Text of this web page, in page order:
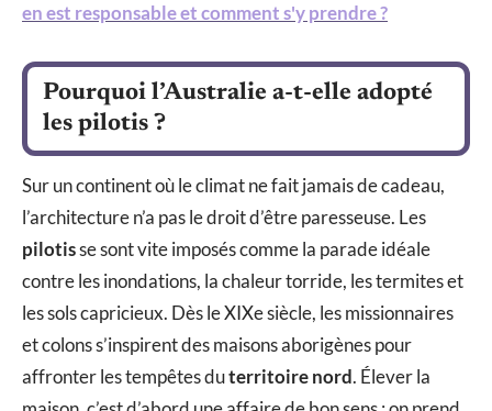
en est responsable et comment s'y prendre ?
Pourquoi l’Australie a-t-elle adopté
les pilotis ?
Sur un continent où le climat ne fait jamais de cadeau,
l’architecture n’a pas le droit d’être paresseuse. Les
pilotisse sont vite imposés comme la parade idéale
contre les inondations, la chaleur torride, les termites et
les sols capricieux. Dès le XIXe siècle, les missionnaires
et colons s’inspirent des maisons aborigènes pour
affronter les tempêtes duterritoire nord. Élever la